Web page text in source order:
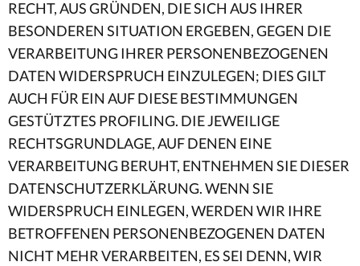
RECHT, AUS GRÜNDEN, DIE SICH AUS IHRER
BESONDEREN SITUATION ERGEBEN, GEGEN DIE
VERARBEITUNG IHRER PERSONENBEZOGENEN
DATEN WIDERSPRUCH EINZULEGEN; DIES GILT
AUCH FÜR EIN AUF DIESE BESTIMMUNGEN
GESTÜTZTES PROFILING. DIE JEWEILIGE
RECHTSGRUNDLAGE, AUF DENEN EINE
VERARBEITUNG BERUHT, ENTNEHMEN SIE DIESER
DATENSCHUTZERKLÄRUNG. WENN SIE
WIDERSPRUCH EINLEGEN, WERDEN WIR IHRE
BETROFFENEN PERSONENBEZOGENEN DATEN
NICHT MEHR VERARBEITEN, ES SEI DENN, WIR